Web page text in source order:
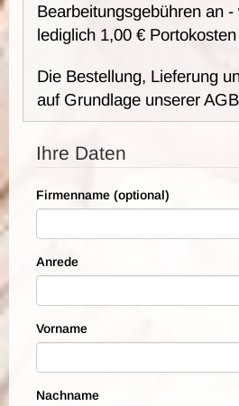
Bearbeitungsgebühren an
lediglich 1,00 €
Die Bestellung, Lieferung
auf Grundlage unserer
Ihre Daten
Firmenname (optional)
Anrede
Vorname
Nachname